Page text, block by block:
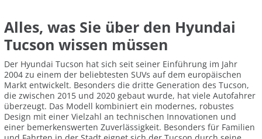
Alles, was Sie über den Hyundai
Tucson wissen müssen
Der Hyundai Tucson hat sich seit seiner Einführung im Jahr
2004 zu einem der beliebtesten SUVs auf dem europäischen
Markt entwickelt. Besonders die dritte Generation des Tucson,
die zwischen 2015 und 2020 gebaut wurde, hat viele Autofahrer
überzeugt. Das Modell kombiniert ein modernes, robustes
Design mit einer Vielzahl an technischen Innovationen und
einer bemerkenswerten Zuverlässigkeit. Besonders für Familien